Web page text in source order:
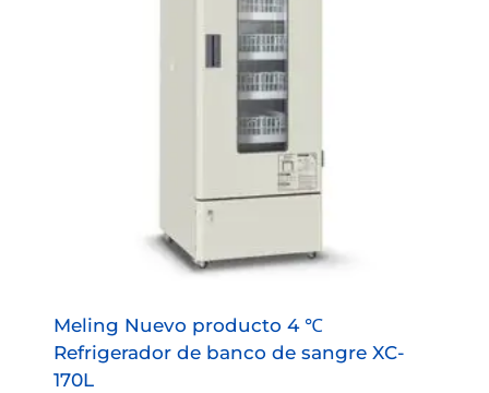
Meling Nuevo producto 4 ℃
Refrigerador de banco de sangre XC-
170L